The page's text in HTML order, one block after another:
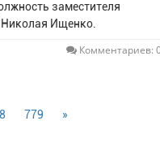
заместителя
Николая Ищенко.
Комментариев:
779 »